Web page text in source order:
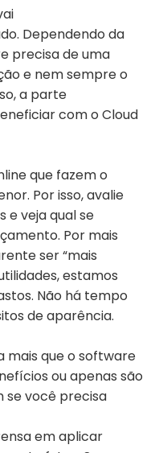
Dependendo da
precisa de uma
e nem sempre o
a parte
com o Cloud
que fazem o
Por isso, avalie
e veja qual se
Por mais
ser “mais
estamos
Não há tempo
de aparência.
mais que o software
ou apenas são
se você precisa
em aplicar